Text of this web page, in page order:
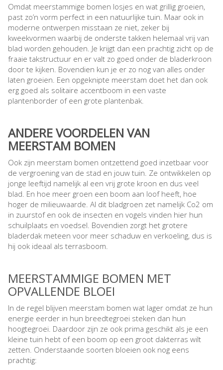
Omdat meerstammige bomen losjes en wat grillig groeien,
past zo’n vorm perfect in een natuurlijke tuin. Maar ook in
moderne ontwerpen misstaan ze niet, zeker bij
kweekvormen waarbij de onderste takken helemaal vrij van
blad worden gehouden. Je krijgt dan een prachtig zicht op de
fraaie takstructuur en er valt zo goed onder de bladerkroon
door te kijken. Bovendien kun je er zo nog van alles onder
laten groeien. Een opgeknipte meerstam doet het dan ook
erg goed als solitaire accentboom in een vaste
plantenborder of een grote plantenbak.
ANDERE VOORDELEN VAN
MEERSTAM BOMEN
Ook zijn meerstam bomen ontzettend goed inzetbaar voor
de vergroening van de stad en jouw tuin. Ze ontwikkelen op
jonge leeftijd namelijk al een vrij grote kroon en dus veel
blad. En hoe meer groen een boom aan loof heeft, hoe
hoger de milieuwaarde. Al dit bladgroen zet namelijk Co2 om
in zuurstof en ook de insecten en vogels vinden hier hun
schuilplaats en voedsel. Bovendien zorgt het grotere
bladerdak meteen voor meer schaduw en verkoeling, dus is
hij ook ideaal als terrasboom.
MEERSTAMMIGE BOMEN MET
OPVALLENDE BLOEI
In de regel blijven meerstam bomen wat lager omdat ze hun
energie eerder in hun breedtegroei steken dan hun
hoogtegroei. Daardoor zijn ze ook prima geschikt als je een
kleine tuin hebt of een boom op een groot dakterras wilt
zetten. Onderstaande soorten bloeien ook nog eens
prachtig: